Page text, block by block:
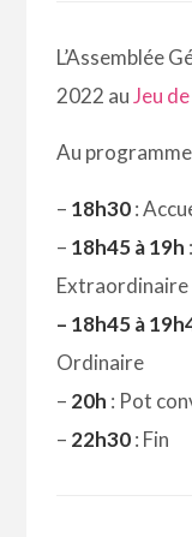
L’Assemblée
2022 auJeu
Au
– 18h30:
– 18h45 à 19h
Extraordinaire
– 18h45 à
Ordinaire
– 20h : Pot
– 22h30: Fin